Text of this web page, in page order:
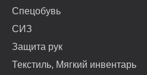
Спецобувь
СИЗ
Защита рук
Текстиль, Мягкий инвентарь